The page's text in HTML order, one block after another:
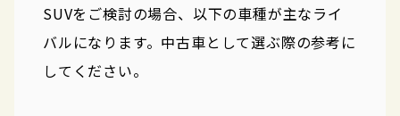
SUVをご検討の場合、以下の車種が主なライ
バルになります。中古車として選ぶ際の参考に
してください。